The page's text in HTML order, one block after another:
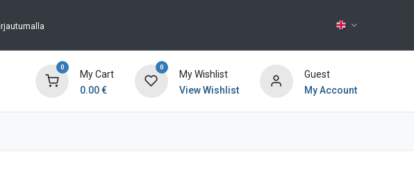
0
My Cart
0.00€
0
My Wishlist
View Wishlist
Guest
My Account